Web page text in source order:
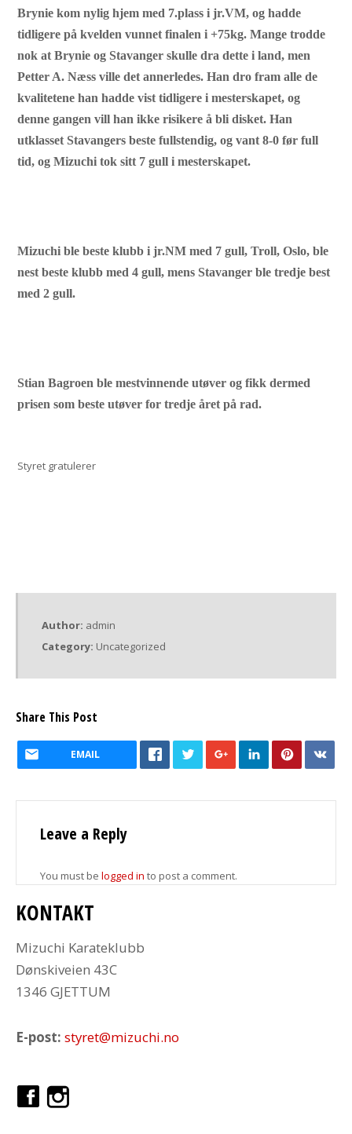
Brynie kom nylig hjem med 7.plass i jr.VM, og hadde
tidligere på kvelden vunnet finalen i +75kg. Mange trodde
nok at Brynie og Stavanger skulle dra dette i land, men
Petter A. Næss ville det annerledes. Han dro fram alle de
kvalitetene han hadde vist tidligere i mesterskapet, og
denne gangen vill han ikke risikere å bli disket. Han
utklasset Stavangers beste fullstendig, og vant 8-0 før full
tid, og Mizuchi tok sitt 7 gull i mesterskapet.
Mizuchi ble beste klubb i jr.NM med 7 gull, Troll, Oslo, ble
nest beste klubb med 4 gull, mens Stavanger ble tredje best
med 2 gull.
Stian Bagroen ble mestvinnende utøver og fikk dermed
prisen som beste utøver for tredje året på rad.
Styret gratulerer
Author: admin
Category: Uncategorized
Share This Post
EMAIL
Leave a Reply
You must be logged in to post a comment.
KONTAKT
Mizuchi Karateklubb
Dønskiveien 43C
1346 GJETTUM
E-post: styret@mizuchi.no